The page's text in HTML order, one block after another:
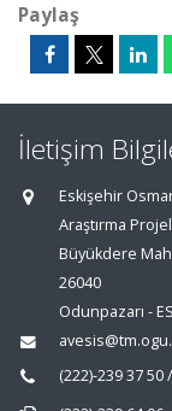
Paylaş
İletişim
Eskişehir
Araştırma
Büyükdere
26040
Odunpazarı -
(222)-239 37 50